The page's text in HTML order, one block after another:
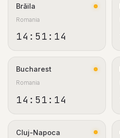
Brăila
Romania
14:51:15
Bucharest
Romania
14:51:15
Cluj-Napoca